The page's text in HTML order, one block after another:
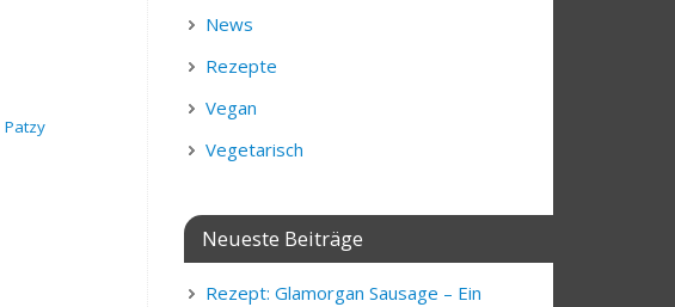
Patzy
News
Rezepte
Vegan
Vegetarisch
Neueste Beiträge
Rezept: Glamorgan Sausage – Ein